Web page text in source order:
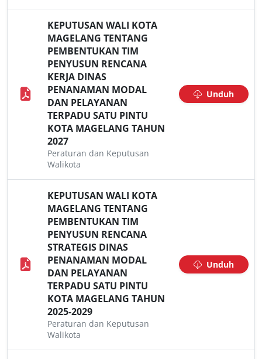
KEPUTUSAN WALI KOTA
MAGELANG TENTANG
PEMBENTUKAN TIM
PENYUSUN RENCANA
KERJA DINAS
PENANAMAN MODAL
DAN PELAYANAN
TERPADU SATU PINTU
KOTA MAGELANG TAHUN
2027
Peraturan dan Keputusan
Walikota
Unduh
KEPUTUSAN WALI KOTA
MAGELANG TENTANG
PEMBENTUKAN TIM
PENYUSUN RENCANA
STRATEGIS DINAS
PENANAMAN MODAL
DAN PELAYANAN
TERPADU SATU PINTU
KOTA MAGELANG TAHUN
2025-2029
Peraturan dan Keputusan
Walikota
Unduh